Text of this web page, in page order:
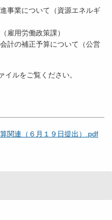
事業について（資源エネルギ
雇用労働政策課）
計の補正予算について（公営
ルをご覧ください。
関連（６月１９日提出）.pdf